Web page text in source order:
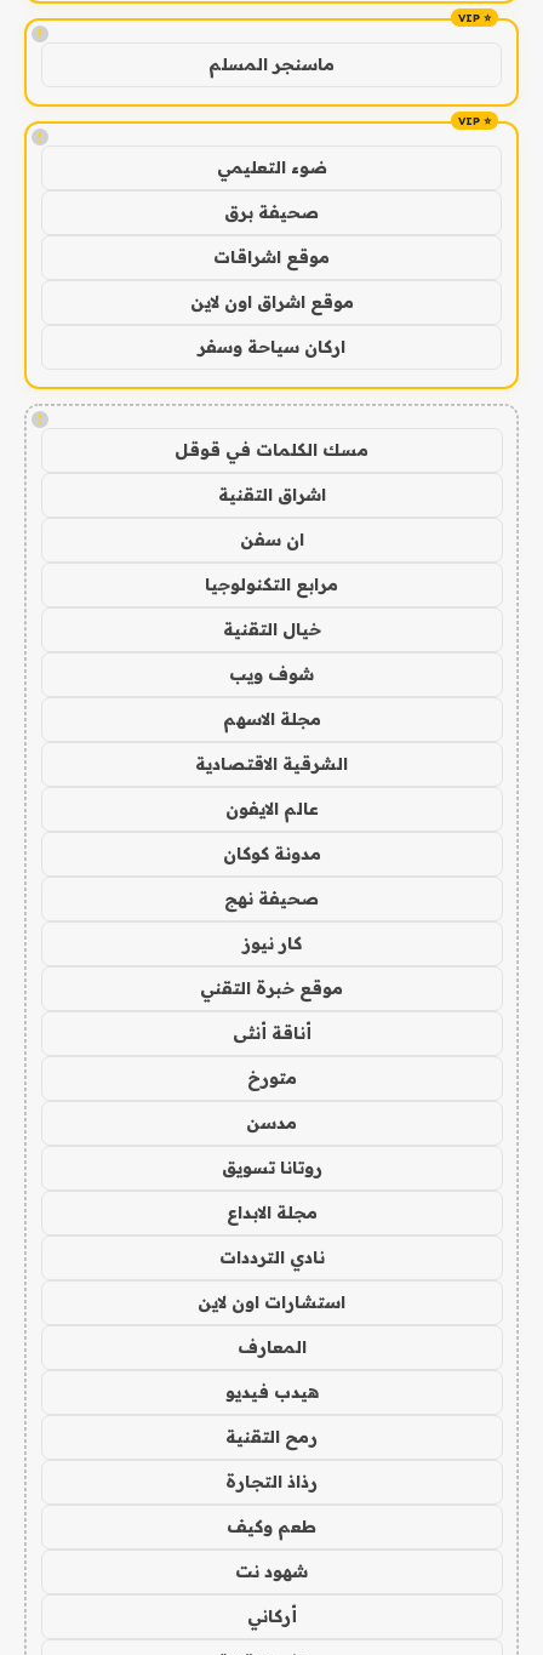
!
ماسنجر المسلم
!
ضوء التعليمي
صحيفة برق
موقع اشراقات
موقع اشراق اون لاين
اركان سياحة وسفر
!
مسك الكلمات في قوقل
اشراق التقنية
ان سفن
مرابع التكنولوجيا
خيال التقنية
شوف ويب
مجلة الاسهم
الشرقية الاقتصادية
عالم الايفون
مدونة كوكان
صحيفة نهج
كار نيوز
موقع خبرة التقني
أناقة أنثى
متورخ
مدسن
روتانا تسويق
مجلة الابداع
نادي الترددات
استشارات اون لاين
المعارف
هيدب فيديو
رمح التقنية
رذاذ التجارة
طعم وكيف
شهود نت
أركاني